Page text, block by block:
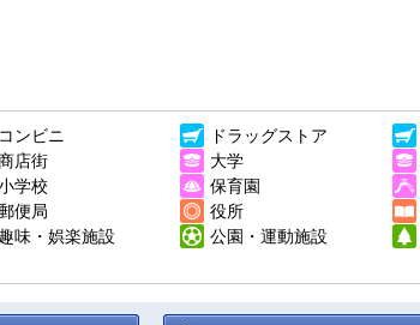
コンビニ
ドラッグストア
店街
大学
学校
保育園
便局
役所
趣味・娯楽施設
公園・運動施設